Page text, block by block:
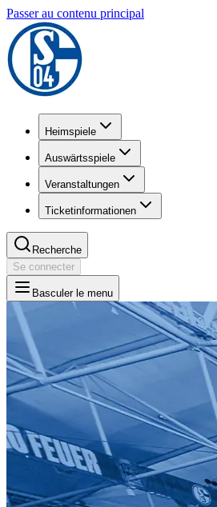
Passer au contenu principal
Heimspiele
Auswärtsspiele
Veranstaltungen
Ticketinformationen
Recherche
Se connecter
Basculer le menu